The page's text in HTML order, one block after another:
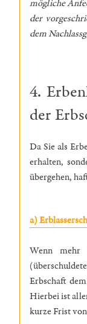
mögliche
der
dem
4.
der
Da Sie als
erhalten,
übergehen,
a)
Wenn mehr
Erbschaft
Hierbei ist
kurze Frist